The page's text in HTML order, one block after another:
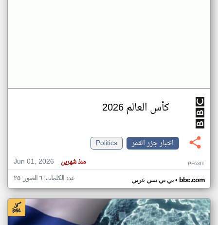
كأس العالم 2026
اخبار جزر القمر
Politics
Jun 01, 2026
منذ شهرين PF63IT
بي بي سي عربي• bbc.com عدد الكلمات: ٦ الصور: ٢٥